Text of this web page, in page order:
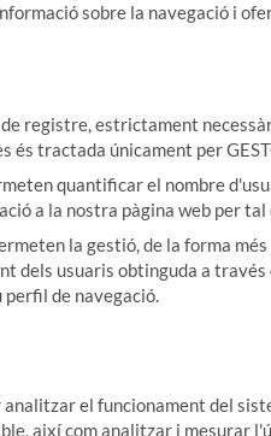
sobre la navegació i
registre, estrictament
és tractada únicament per
quantificar el nombre
a la nostra pàgina web per
la gestió, de la forma
usuaris obtinguda a
de navegació.
el funcionament del
així com analitzar i mesurar